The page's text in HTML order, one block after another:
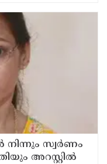
നിന്നും സ്വർണം
അറസ്റ്റിൽ